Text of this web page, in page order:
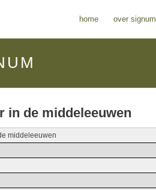
home over signum
in de middeleeuwen
middeleeuwen